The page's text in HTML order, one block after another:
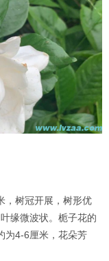
，树冠开展，树形优
缘微波状。栀子花的
为4-6厘米，花朵芳